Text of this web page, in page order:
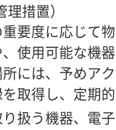
理措置）
要度に応じて
使用可能な機
には、予めア
を取得し、定期
扱う機器、電